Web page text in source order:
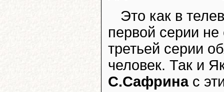
Это как в
первой серии
третьей серии
человек. Так и
С.Сафринас